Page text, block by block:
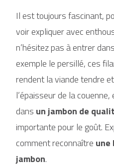
Il est toujours fascinant,
voir expliquer avec
n’hésitez pas à entrer
exemple le persillé, ces
rendent la viande tendre
l’épaisseur de la
dans un jambon de
importante pour le goût.
comment reconnaître une
jambon.